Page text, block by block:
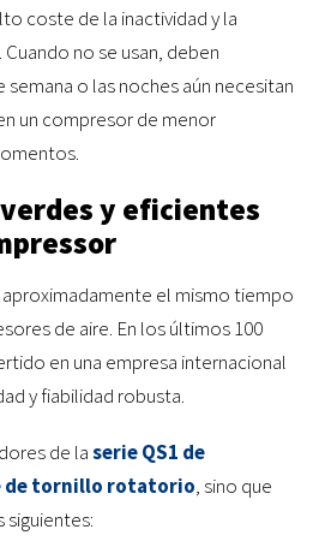
coste de la inactividad y la
no se usan, deben
semana o las noches aún necesitan
un compresor de menor
y eficientes
el mismo tiempo
de aire. En los últimos 100
en una empresa internacional
y fiabilidad robusta.
de laserie QS1 de
de tornillo rotatorio, sino que